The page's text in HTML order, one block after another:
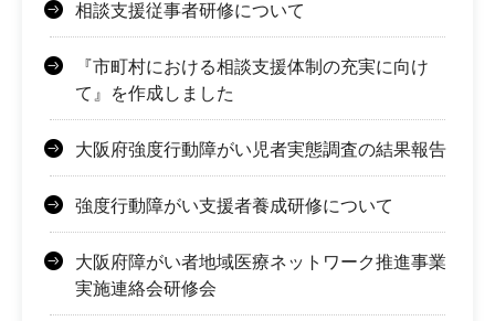
相談支援従事者研修について
『市町村における相談支援体制の充実に向け
て』を作成しました
大阪府強度行動障がい児者実態調査の結果報告
強度行動障がい支援者養成研修について
大阪府障がい者地域医療ネットワーク推進事業
実施連絡会研修会